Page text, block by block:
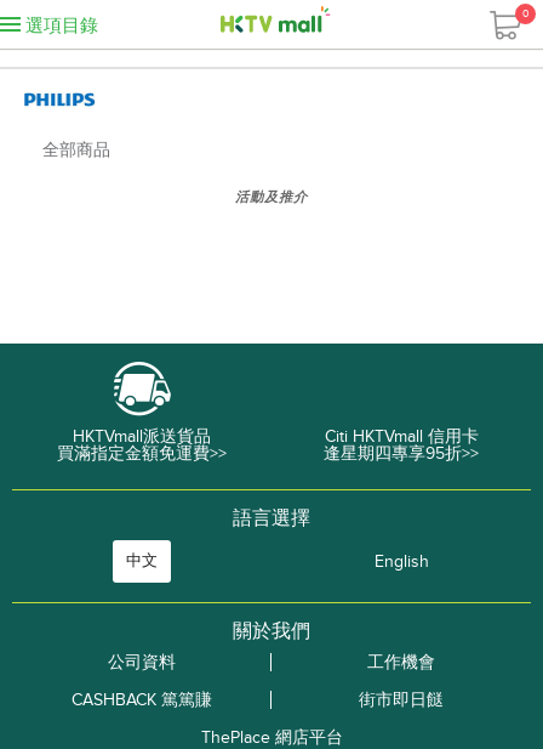
選項目錄
0
全部商品
活動及推介
HKTVmall派送貨品
買滿指定金額免運費>>
Citi HKTVmall 信用卡
逢星期四專享95折>>
語言選擇
中文 English
關於我們
公司資料
工作機會
CASHBACK 篤篤賺
街市即日餸
ThePlace 網店平台